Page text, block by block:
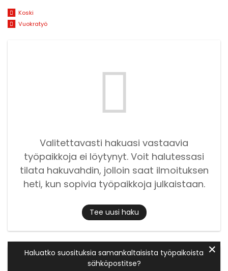
Koski
Vuokratyö
Valitettavasti hakuasi vastaavia
työpaikkoja ei löytynyt. Voit halutessasi
tilata hakuvahdin, jolloin saat ilmoituksen
heti, kun sopivia työpaikkoja julkaistaan.
Tee uusi haku
Haluatko suosituksia samankaltaisista työpaikoista
sähköpostitse?
✕